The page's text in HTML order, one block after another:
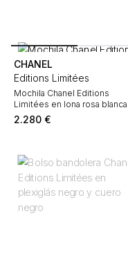
CHANEL
Editions Limitées
Mochila Chanel Editions
Limitées en lona rosa
negra
2.280 €